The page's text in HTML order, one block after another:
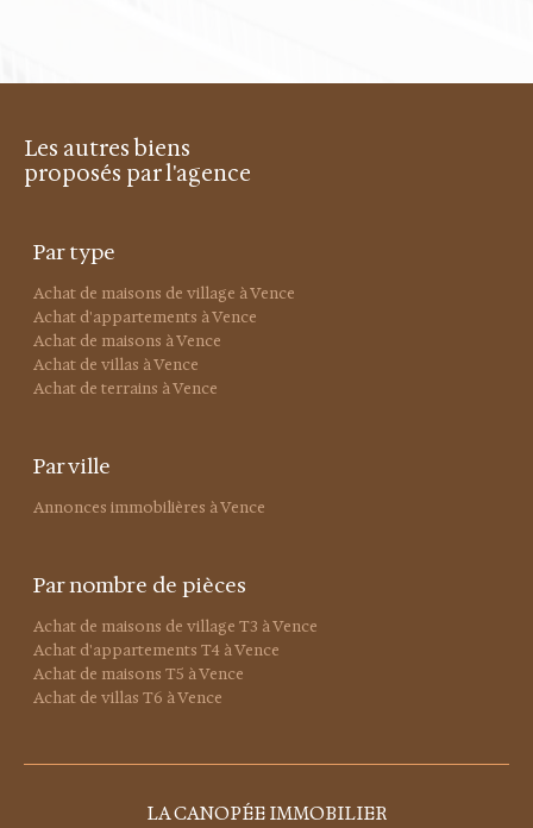
Les autres biens
proposés par l'agence
Par type
Achat de maisons de village à Vence
Achat d'appartements à Vence
Achat de maisons à Vence
Achat de villas à Vence
Achat de terrains à Vence
Par ville
Annonces immobilières à Vence
Par nombre de pièces
Achat de maisons de village T3 à Vence
Achat d'appartements T4 à Vence
Achat de maisons T5 à Vence
Achat de villas T6 à Vence
LA CANOPÉE IMMOBILIER